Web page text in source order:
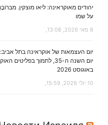
יהודים מאוקראינה: ליאו מוצקין.
על שמו
8 מאי 2026, 13:08,
באוגוסט 2026
10 יולי 2026, 15:59,